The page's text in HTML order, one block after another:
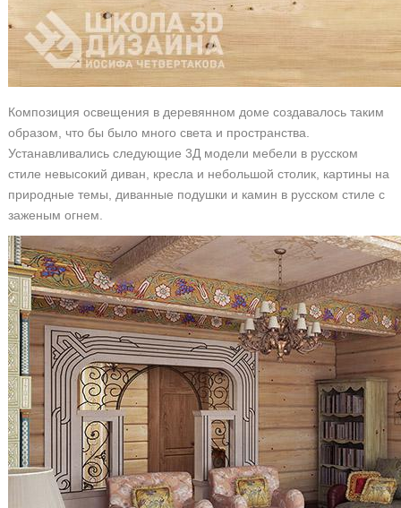
Композиция освещения в деревянном доме создавалось таким
образом, что бы было много света и пространства.
Устанавливались следующие 3Д модели мебели в русском
стиле невысокий диван, кресла и небольшой столик, картины на
природные темы, диванные подушки и камин в русском стиле с
заженым огнем.